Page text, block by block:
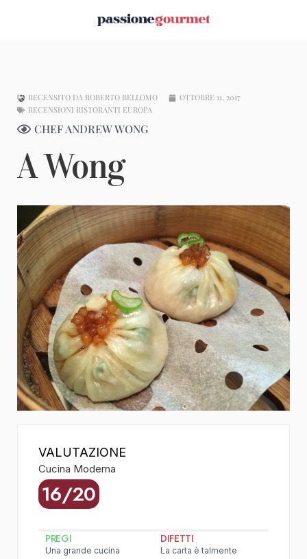
RECENSITO DA ROBERTO BELLOMO
OTTOBRE 11, 2017
RECENSIONI RISTORANTI EUROPA
CHEF ANDREW WONG
A Wong
VALUTAZIONE
Cucina Moderna
16/20
PREGI
Una grande cucina
DIFETTI
La carta è talmente